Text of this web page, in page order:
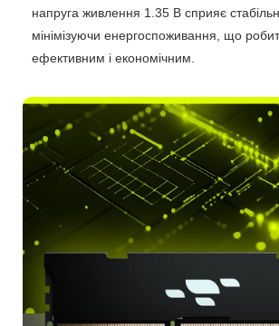
напруга живлення 1.35 В сприяє
мінімізуючи енергоспоживання, що
ефективним і економічним.